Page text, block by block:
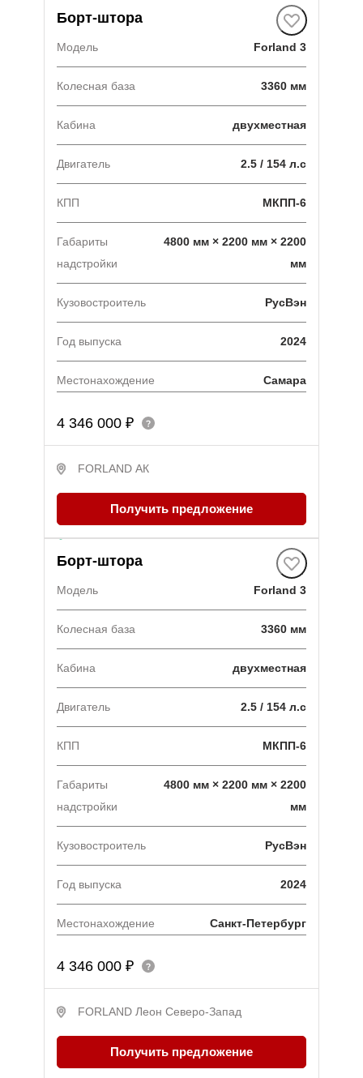
Борт-штора
Модель Forland 3
Колесная база 3360 мм
Кабина двухместная
Двигатель 2.5 / 154 л.с
КПП МКПП-6
Габариты
надстройки
4800 мм × 2200 мм × 2200
мм
Кузовостроитель РусВэн
Год выпуска 2024
Местонахождение Самара
4 346 000 ₽
FORLAND АК
Получить предложение
В наличии·1 авто
Борт-штора
Модель Forland 3
Колесная база 3360 мм
Кабина двухместная
Двигатель 2.5 / 154 л.с
КПП МКПП-6
Габариты
надстройки
4800 мм × 2200 мм × 2200
мм
Кузовостроитель РусВэн
Год выпуска 2024
Местонахождение Санкт-Петербург
4 346 000 ₽
FORLAND Леон Северо-Запад
Получить предложение